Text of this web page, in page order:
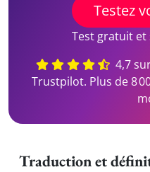
Testez
Test gratuit et
4,7
Trustpilot. Plus de 8
Traduction et